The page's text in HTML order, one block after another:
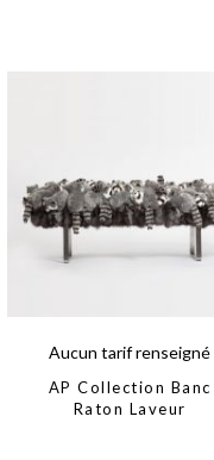
Aucun tarif renseigné
AP Collection Banc
Raton Laveur